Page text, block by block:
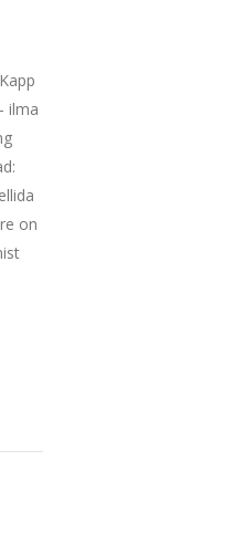
ilma
on